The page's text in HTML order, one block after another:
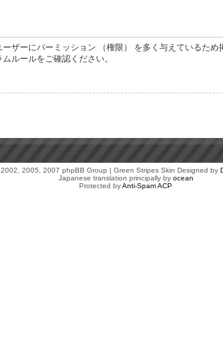
ザーにパーミッション （権限） を多く与えているた
ルールをご確認ください。
2005, 2007 phpBB Group | Green Stripes Skin Designed by
Japanese translation principally by ocean
Protected byAnti-Spam ACP